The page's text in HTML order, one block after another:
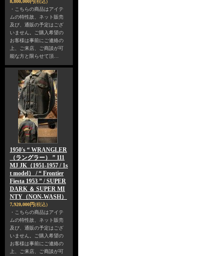
8,800,000円(税込)
・こちらの商品はアイテ
ムの特性故、ネット販売
及び、通販の予定はござ
いません。ご購入希望の
お客様は事前にご連絡の
上、ご来店、ご商談が可
能な方と限らせて頂…
1950's “ WRANGLER
（ラングラー） ” 111
MJ JK（1951-1957 / 1s
t model） / “ Frontier
Fiesta 1953 ” / SUPER
DARK ＆ SUPER MI
NTY（NON-WASH）
7,920,000円(税込)
・こちらの商品はアイテ
ムの特性故、ネット販売
及び、通販の予定はござ
いません。ご購入希望の
お客様は事前にご連絡の
上、ご来店、ご商談が可